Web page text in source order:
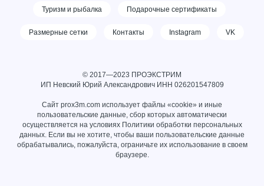
Туризм и рыбалка Подарочные сертификаты
Размерные сетки Контакты Instagram VK
© 2017—2023 ПРОЭКСТРИМ
ИП Невский Юрий Александрович ИНН 026201547809
Сайт prox3m.com использует файлы «cookie» и иные
пользовательские данные, сбор которых автоматически
осуществляется на условиях Политики обработки персональных
данных. Если вы не хотите, чтобы ваши пользовательские данные
обрабатывались, пожалуйста, ограничьте их использование в своем
браузере.